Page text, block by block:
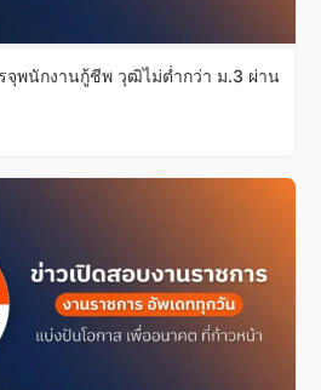
จุพนักงานกู้ชีพ วุฒิไม่ต่ำกว่า ม.3 ผ่าน